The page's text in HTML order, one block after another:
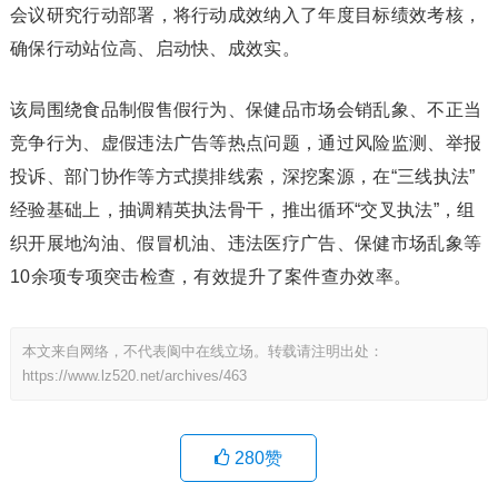
会议研究行动部署，将行动成效纳入了年度目标绩效考核，
确保行动站位高、启动快、成效实。
该局围绕食品制假售假行为、保健品市场会销乱象、不正当
竞争行为、虚假违法广告等热点问题，通过风险监测、举报
投诉、部门协作等方式摸排线索，深挖案源，在“三线执法”
经验基础上，抽调精英执法骨干，推出循环“交叉执法”，组
织开展地沟油、假冒机油、违法医疗广告、保健市场乱象等
10余项专项突击检查，有效提升了案件查办效率。
本文来自网络，不代表阆中在线立场。转载请注明出处：
https://www.lz520.net/archives/463
280赞